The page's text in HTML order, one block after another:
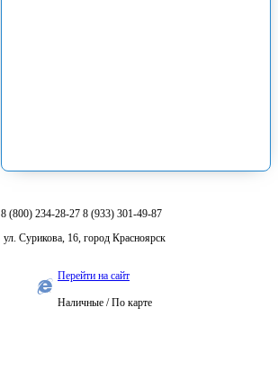
8 (800) 234-28-27 8 (933) 301-49-87
ул. Сурикова, 16, город Красноярск
Перейти на сайт
Наличные / По карте